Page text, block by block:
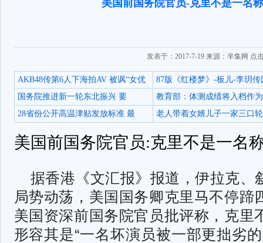
美国前国务院官员-克里不是一名
发表于：2017-7-19 来源：辛集网 点
AKB48传第6人下海拍AV 被讽“女优
87版《红楼梦》-板儿-李玥传
国务院推进新一轮东北振兴 要
教育部：体测成绩将入档作
28省份公开高温津贴发放标准 最
老人带着女婿儿子一家三口
美国前国务院官员:克里不是一名
据香港《文汇报》报道，伊拉克、
局势动荡，美国国务卿克里马不停蹄
美国资深前国务院官员批评称，克里
形容其是“一名坏演员被一部更拙劣